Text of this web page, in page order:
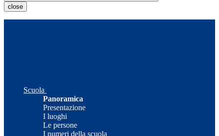
close
Scuola
Panoramica
Presentazione
I luoghi
Le persone
I numeri della scuola